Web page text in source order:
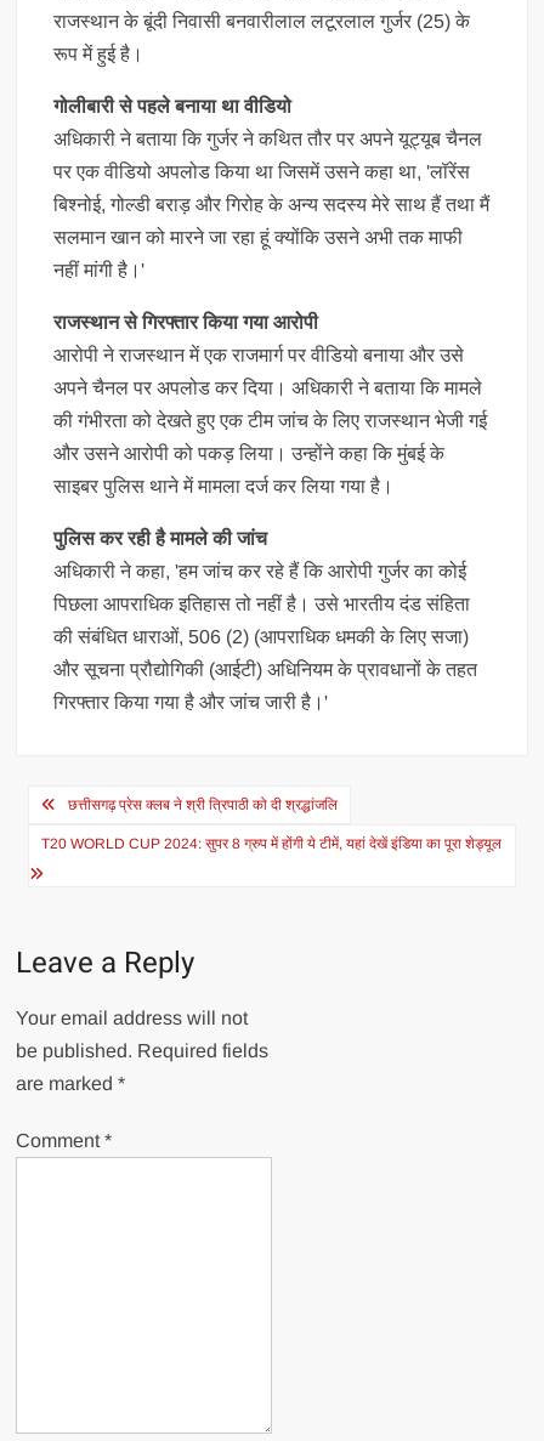
राजस्थान के बूंदी निवासी बनवारीलाल लटूरलाल गुर्जर (25) के
रूप में हुई है।
गोलीबारी से पहले बनाया था वीडियो
अधिकारी ने बताया कि गुर्जर ने कथित तौर पर अपने यूट्यूब चैनल
पर एक वीडियो अपलोड किया था जिसमें उसने कहा था, 'लॉरेंस
बिश्नोई, गोल्डी बराड़ और गिरोह के अन्य सदस्य मेरे साथ हैं तथा मैं
सलमान खान को मारने जा रहा हूं क्योंकि उसने अभी तक माफी
नहीं मांगी है।'
राजस्थान से गिरफ्तार किया गया आरोपी
आरोपी ने राजस्थान में एक राजमार्ग पर वीडियो बनाया और उसे
अपने चैनल पर अपलोड कर दिया। अधिकारी ने बताया कि मामले
की गंभीरता को देखते हुए एक टीम जांच के लिए राजस्थान भेजी गई
और उसने आरोपी को पकड़ लिया। उन्होंने कहा कि मुंबई के
साइबर पुलिस थाने में मामला दर्ज कर लिया गया है।
पुलिस कर रही है मामले की जांच
अधिकारी ने कहा, 'हम जांच कर रहे हैं कि आरोपी गुर्जर का कोई
पिछला आपराधिक इतिहास तो नहीं है। उसे भारतीय दंड संहिता
की संबंधित धाराओं, 506 (2) (आपराधिक धमकी के लिए सजा)
और सूचना प्रौद्योगिकी (आईटी) अधिनियम के प्रावधानों के तहत
गिरफ्तार किया गया है और जांच जारी है।'
Post
navigation
छत्तीसगढ़ प्रेस क्लब ने श्री त्रिपाठी को दी श्रद्धांजलि
T20 WORLD CUP 2024: सुपर 8 ग्रुप में होंगी ये टीमें, यहां देखें इंडिया का पूरा शेड्यूल
Leave a Reply
Your email address will not
be published. Required fields
are marked*
Comment*